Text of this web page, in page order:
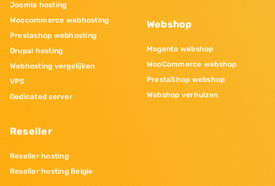
Joomla hosting
Woocommerce webhosting
Prestashop webhosting
Drupal hosting
Webhosting vergelijken
VPS
Dedicated server
Reseller
Reseller hosting
Reseller hosting Belgie
Webshop
Magento webshop
WooCommerce webshop
PrestaShop webshop
Webshop verhuizen